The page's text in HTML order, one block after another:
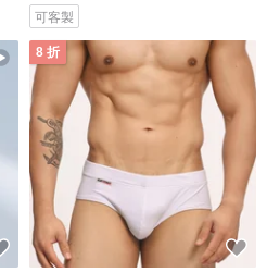
可客製
8 折